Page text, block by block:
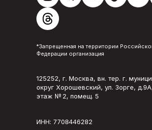
*Запрещенная на территории
Федерации организация
ИНН: 7708446282
125252, г. Москва, вн. тер. г.
округ Хорошевский, ул. Зорге,
этаж № 2, помещ. 5